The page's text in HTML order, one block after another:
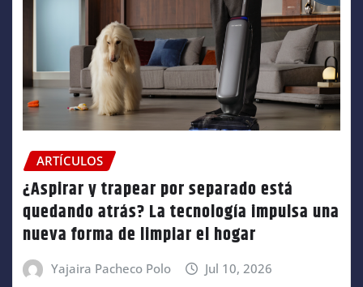
ARTÍCULOS
¿Aspirar y trapear por separado está
quedando atrás? La tecnología impulsa una
nueva forma de limpiar el hogar
Yajaira Pacheco Polo Jul 10, 2026